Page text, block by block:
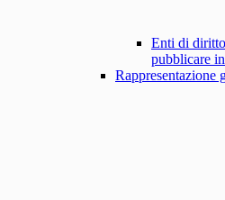
Enti di
pubblicare
Rappresentazione